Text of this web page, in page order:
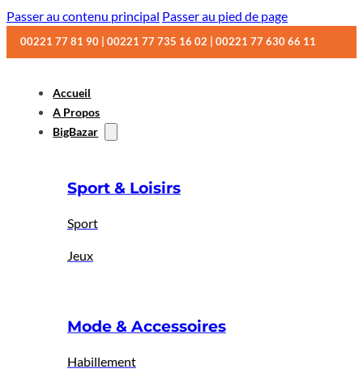
Passer au contenu principal Passer au pied de page
00221 77 81 90 | 00221 77 735 16 02 | 00221 77 630 66 11
Accueil
A Propos
BigBazar
Sport & Loisirs
Sport
Jeux
Mode & Accessoires
Habillement